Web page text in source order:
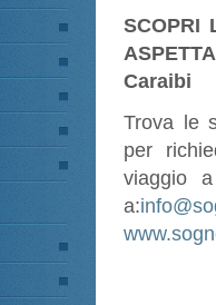
SCOPRI
Caraibi
Trova le
per
viaggio
a: